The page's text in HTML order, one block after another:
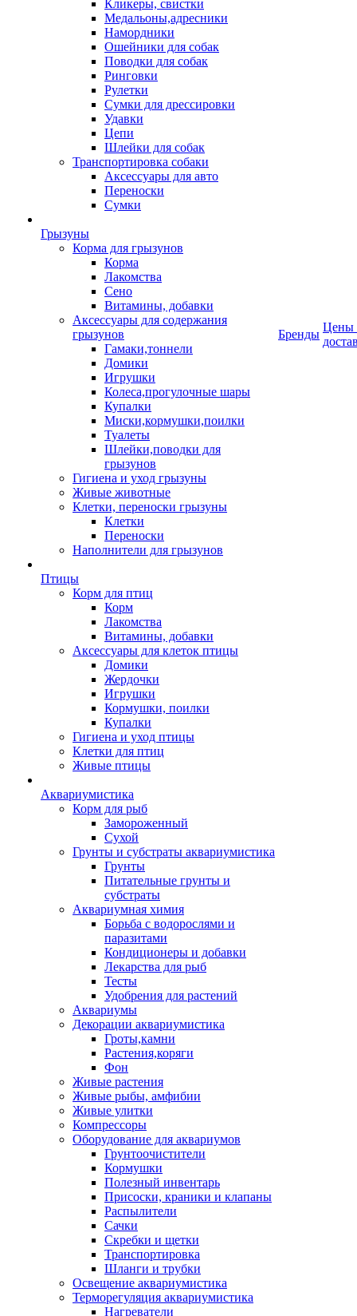
Кликеры, свистки
Медальоны,адресники
Намордники
Ошейники для собак
Поводки для собак
Ринговки
Рулетки
Сумки для дрессировки
Удавки
Цепи
Шлейки для собак
Транспортировка собаки
Аксессуары для авто
Переноски
Сумки
Грызуны
Корма для грызунов
Корма
Лакомства
Сено
Витамины, добавки
Аксессуары для содержания
грызунов
Гамаки,тоннели
Домики
Игрушки
Колеса,прогулочные шары
Купалки
Миски,кормушки,поилки
Туалеты
Шлейки,поводки для
грызунов
Гигиена и уход грызуны
Живые животные
Клетки, переноски грызуны
Клетки
Переноски
Наполнители для грызунов
Птицы
Корм для птиц
Корм
Лакомства
Витамины, добавки
Аксессуары для клеток птицы
Домики
Жердочки
Игрушки
Кормушки, поилки
Купалки
Гигиена и уход птицы
Клетки для птиц
Живые птицы
Аквариумистика
Корм для рыб
Замороженный
Сухой
Грунты и субстраты аквариумистика
Грунты
Питательные грунты и
субстраты
Аквариумная химия
Борьба с водорослями и
паразитами
Кондиционеры и добавки
Лекарства для рыб
Тесты
Удобрения для растений
Аквариумы
Декорации аквариумистика
Гроты,камни
Растения,коряги
Фон
Живые растения
Живые рыбы, амфибии
Живые улитки
Компрессоры
Оборудование для аквариумов
Грунтоочистители
Кормушки
Полезный инвентарь
Присоски, краники и клапаны
Распылители
Сачки
Скребки и щетки
Транспортировка
Шланги и трубки
Освещение аквариумистика
Терморегуляция аквариумистика
Нагреватели
Бренды
Цены